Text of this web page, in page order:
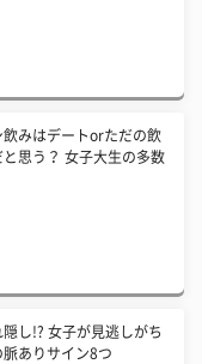
飲みはデートorただの飲
と思う？ 女子大生の多数
し!? 女子が見逃しがち
脈ありサイン8つ